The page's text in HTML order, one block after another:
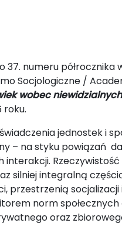
37. numeru półrocznika
Socjologiczne /
wobec
roku.
jednostek i
– na styku powiązań
silniej integralną
przestrzenią
norm
oraz